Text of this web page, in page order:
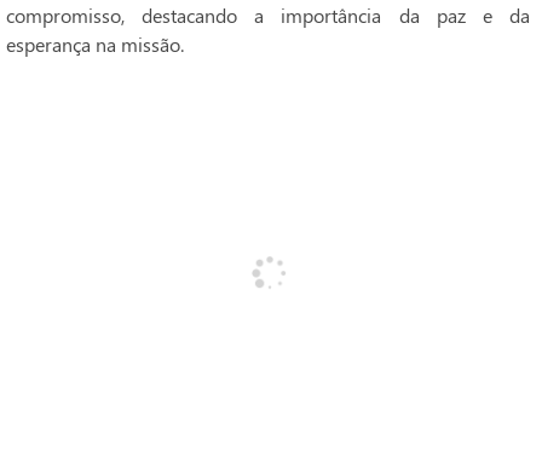
compromisso, destacando a importância da paz e da
esperança na missão.